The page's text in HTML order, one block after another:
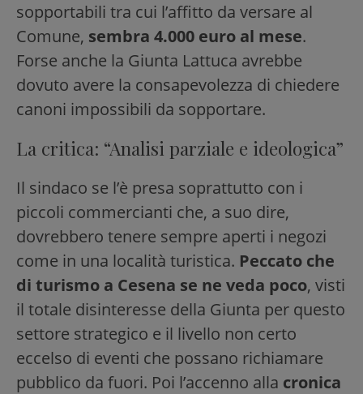
sopportabili tra cui l’affitto da versare al
Comune, sembra 4.000 euro al mese.
Forse anche la Giunta Lattuca avrebbe
dovuto avere la consapevolezza di chiedere
canoni impossibili da sopportare.
La critica: “Analisi parziale e ideologica”
Il sindaco se l’è presa soprattutto con i
piccoli commercianti che, a suo dire,
dovrebbero tenere sempre aperti i negozi
come in una località turistica. Peccato che
di turismo a Cesena se ne veda poco, visti
il totale disinteresse della Giunta per questo
settore strategico e il livello non certo
eccelso di eventi che possano richiamare
pubblico da fuori. Poi l’accenno alla cronica